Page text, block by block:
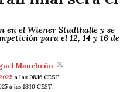
en el Wiener Stadthalle y se
para el 12, 14 y 16 de
Mancheño
a las 08:16 CEST
a las 13:10 CEST